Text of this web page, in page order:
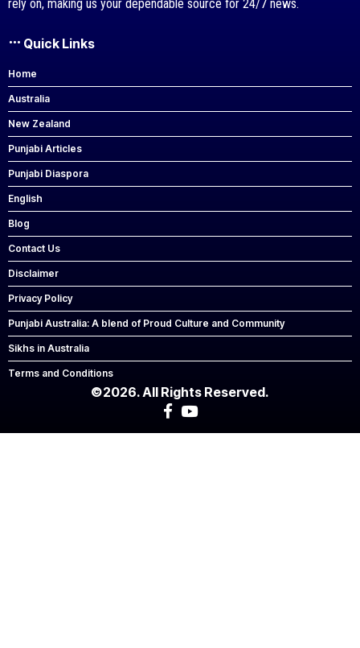
rely on, making us your dependable source for 24/7 news.
Quick Links
Home
Australia
New Zealand
Punjabi Articles
Punjabi Diaspora
English
Blog
Contact Us
Disclaimer
Privacy Policy
Punjabi Australia: A blend of Proud Culture and Community
Sikhs in Australia
Terms and Conditions
©2026. All Rights Reserved.